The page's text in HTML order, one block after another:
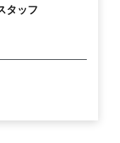
タッフ